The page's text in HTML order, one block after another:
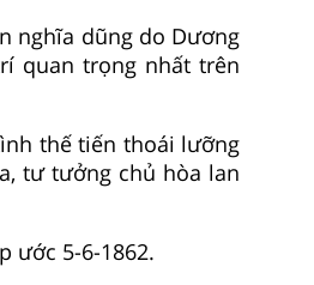
nghĩa dũng do Dương
quan trọng nhất trên
thế tiến thoái lưỡng
tư tưởng chủ hòa lan
ước 5-6-1862.